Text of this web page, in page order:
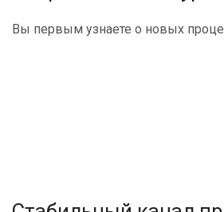
Вы первым узнаете о новых